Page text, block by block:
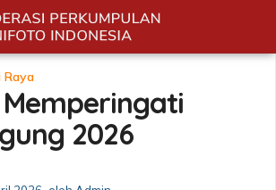
Raya
2026